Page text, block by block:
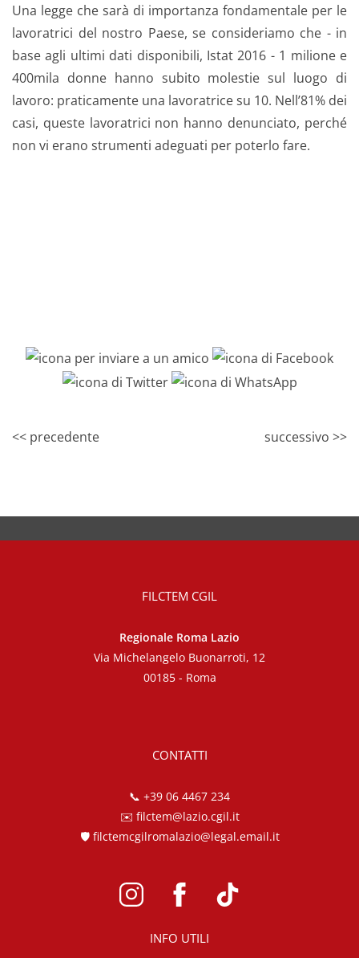
Una legge che sarà di importanza fondamentale per le
lavoratrici del nostro Paese, se consideriamo che - in
base agli ultimi dati disponibili, Istat 2016 - 1 milione e
400mila donne hanno subito molestie sul luogo di
lavoro: praticamente una lavoratrice su 10. Nell’81% dei
casi, queste lavoratrici non hanno denunciato, perché
non vi erano strumenti adeguati per poterlo fare.
<< precedente successivo >>
FILCTEM CGIL
Regionale Roma Lazio
Via Michelangelo Buonarroti, 12
00185 - Roma
CONTATTI
📞 +39 06 4467 234
✉️ filctem@lazio.cgil.it
🛡️ filctemcgilromalazio@legal.email.it
INFO UTILI